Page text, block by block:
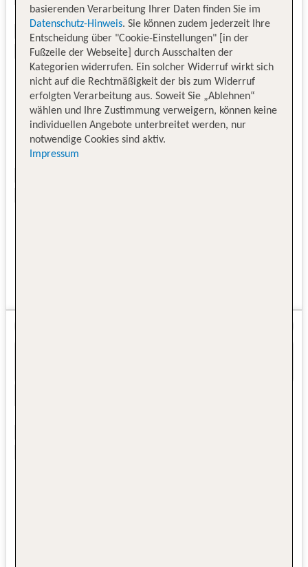
basierenden Verarbeitung Ihrer Daten finden Sie im
Datenschutz-Hinweis. Sie können zudem jederzeit Ihre
Entscheidung über "Cookie-Einstellungen" [in der
Fußzeile der Webseite] durch Ausschalten der
Kategorien widerrufen. Ein solcher Widerruf wirkt sich
nicht auf die Rechtmäßigkeit der bis zum Widerruf
erfolgten Verarbeitung aus. Soweit Sie „Ablehnen“
wählen und Ihre Zustimmung verweigern, können keine
individuellen Angebote unterbreitet werden, nur
notwendige Cookies sind aktiv.
Impressum